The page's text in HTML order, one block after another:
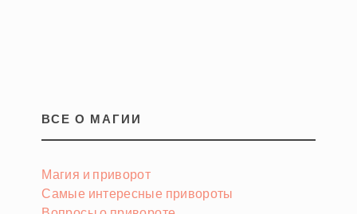
ВСЕ О МАГИИ
Магия и приворот
Самые интересные привороты